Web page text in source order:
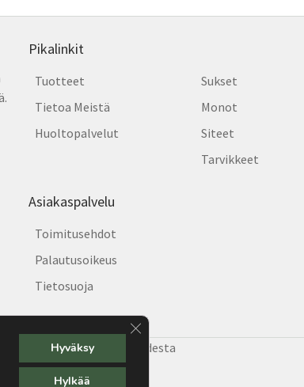
Pikalinkit
Tuotteet
Tietoa Meistä
Huoltopalvelut
Sukset
Monot
Siteet
Tarvikkeet
Asiakaspalvelu
Toimitusehdot
Palautusoikeus
Tietosuoja
Helsingin hiihtäjiä vuodesta
Hyväksy
Hylkää
Sulje evästebanneri